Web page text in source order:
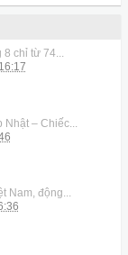
8 chỉ từ 74...
– Chiếc...
Nam, động...